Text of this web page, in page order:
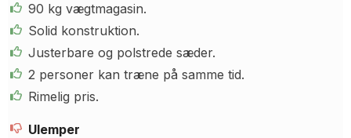
90 kg vægtmagasin.
Solid konstruktion.
Justerbare og polstrede sæder.
2 personer kan træne på samme tid.
Rimelig pris.
Ulemper